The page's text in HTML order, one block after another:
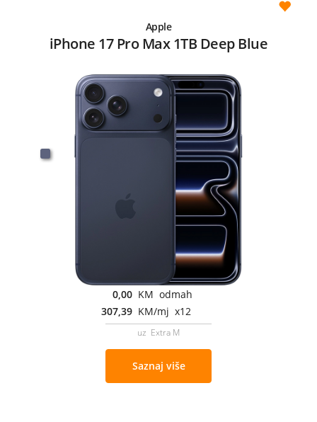
Apple
iPhone 17 Pro Max 1TB Deep Blue
0,00 KM odmah
307,39 KM/mj x12
uz Extra M
Saznaj više